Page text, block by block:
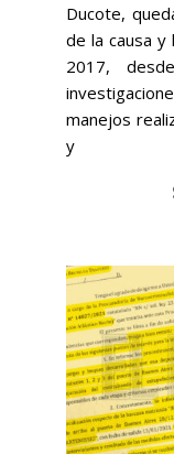
Ducote,
de la causa y
2017,
manejos
y